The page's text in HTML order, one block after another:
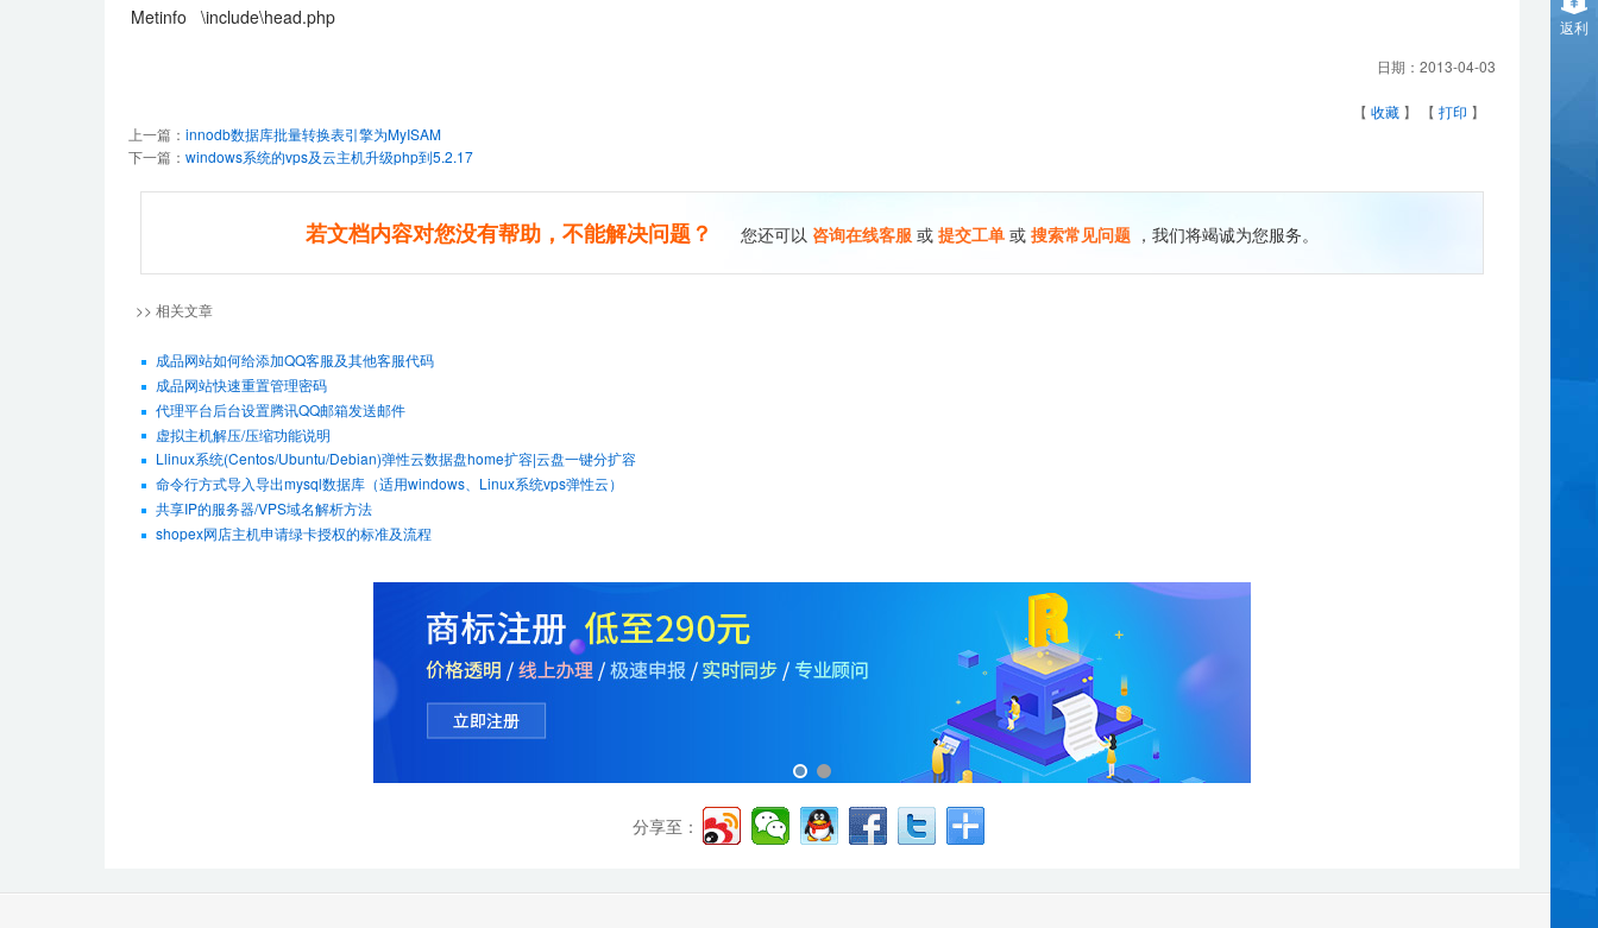
Metinfo \include\head.php
日期： 2013-04-03
【 收藏 】 【 打印 】
上一篇： innodb数据库批量转换表引擎为MyISAM
下一篇： windows系统的vps及云主机升级php到5.2.17
若文档内容对您没有帮助，不能解决问题？ 您还可以 咨询在线客服 或 提交工单 或 搜索常见问题 ，我们将竭诚为您服务。
>> 相关文章
成品网站如何给添加QQ客服及其他客服代码
成品网站快速重置管理密码
代理平台后台设置腾讯QQ邮箱发送邮件
虚拟主机解压/压缩功能说明
Llinux系统(Centos/Ubuntu/Debian)弹性云数据盘home扩容|云盘一键分扩容
命令行方式导入导出mysql数据库（适用windows、Linux系统vps弹性云）
共享IP的服务器/VPS域名解析方法
shopex网店主机申请绿卡授权的标准及流程
分享至：
返利